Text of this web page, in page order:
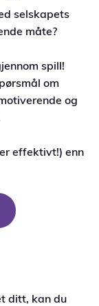
selskapets
måte?
spill!
om
og
effektivt!) enn
ditt, kan du